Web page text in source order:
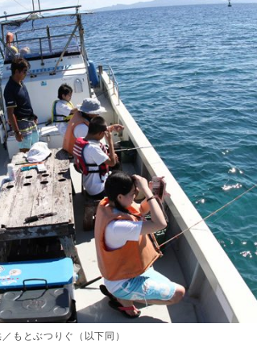
もとぶつりぐ（以下同）